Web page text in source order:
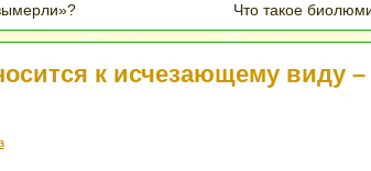
Что такое
к исчезающему виду –